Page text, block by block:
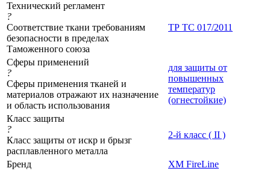
Технический регламент
?
Соответствие ткани требованиям
безопасности в пределах
Таможенного союза
ТР ТС 017/2011
Сферы применений
?
Сферы применения тканей и
материалов отражают их назначение
и область использования
для защиты от
повышенных
температур
(огнестойкие)
Класс защиты
?
Класс защиты от искр и брызг
расплавленного металла
2-й класс ( II )
Бренд
XM FireLine